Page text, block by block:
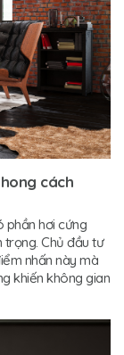
cách
phần hơi cứng
Chủ đầu tư
nhấn này mà
khiến không gian